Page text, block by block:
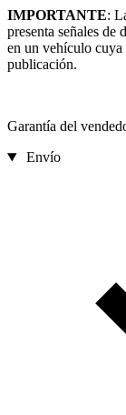
IMPORTANTE:
presenta señales de
en un vehículo cuya
publicación.
Garantía del
Envío